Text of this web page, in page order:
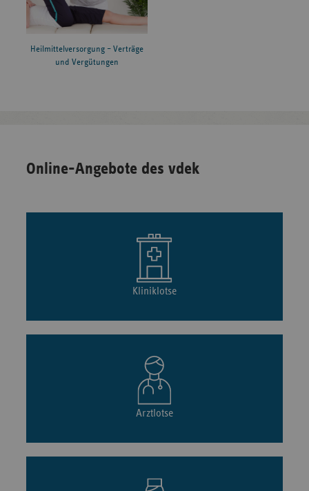
Heilmittelversorgung – Verträge
und Vergütungen
Online-Angebote des vdek
Kliniklotse
Arztlotse